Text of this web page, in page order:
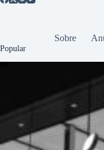
Sobre
Popular